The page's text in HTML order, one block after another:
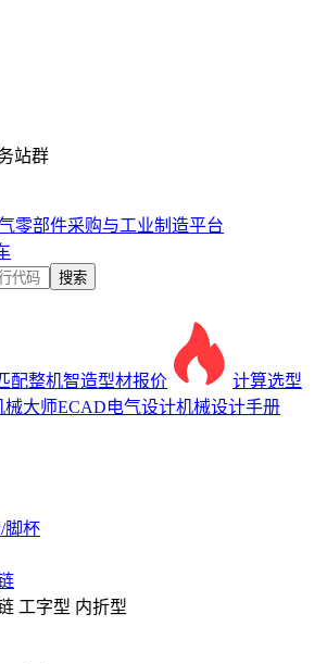
站群
搜索
配整机智造型材报价
计算选型
械大师ECAD电气设计机械设计手册
脚杯
工字型 内折型